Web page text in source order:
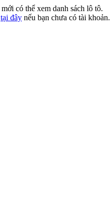
mới có thể xem danh sách lô tô.
tại đây nếu bạn chưa có tài khoản.